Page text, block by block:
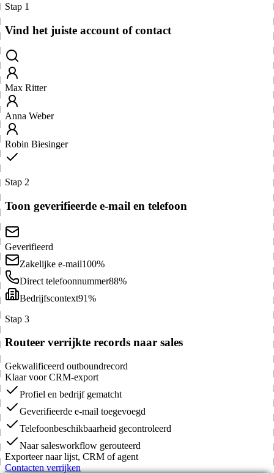
Stap 1
Vind het juiste account of contact
Max Ritter
Anna Weber
Robin Biesinger
Stap 2
Toon geverifieerde e-mail en telefoon
Geverifieerd
Zakelijke e-mail100%
Direct telefoonnummer88%
Bedrijfscontext91%
Stap 3
Routeer verrijkte records naar sales
Gekwalificeerd outboundrecord
Klaar voor CRM-export
Profiel en bedrijf gematcht
Geverifieerde e-mail toegevoegd
Telefoonbeschikbaarheid gecontroleerd
Naar salesworkflow gerouteerd
Exporteer naar lijst, CRM of agent
Contacten verrijken